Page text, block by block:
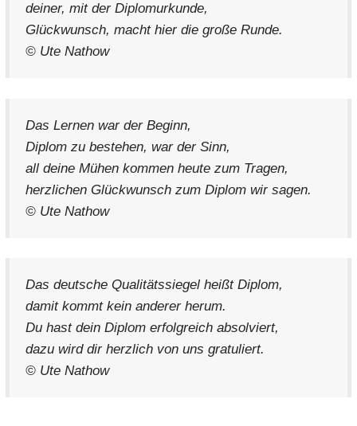
deiner, mit der Diplomurkunde,
Glückwunsch, macht hier die große Runde.
© Ute Nathow
Das Lernen war der Beginn,
Diplom zu bestehen, war der Sinn,
all deine Mühen kommen heute zum Tragen,
herzlichen Glückwunsch zum Diplom wir sagen.
© Ute Nathow
Das deutsche Qualitätssiegel heißt Diplom,
damit kommt kein anderer herum.
Du hast dein Diplom erfolgreich absolviert,
dazu wird dir herzlich von uns gratuliert.
© Ute Nathow